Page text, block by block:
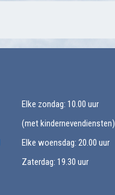
Elke zondag: 10.00 uur
(met kindernevendiensten)
Elke woensdag: 20.00 uur
Zaterdag: 19.30 uur